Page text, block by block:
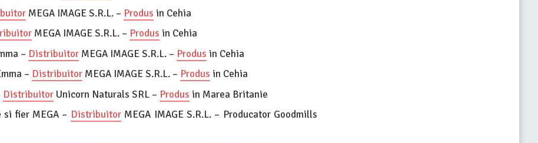
MEGA IMAGE S.R.L. – Produs in Cehia
MEGA IMAGE S.R.L. – Produs in Cehia
– DistribuitorMEGA IMAGE S.R.L. – Produs in Cehia
– DistribuitorMEGA IMAGE S.R.L. – Produs in Cehia
DistribuitorUnicorn Naturals SRL – Produs in Marea Britanie
fier MEGA – DistribuitorMEGA IMAGE S.R.L. – Producator Goodmills